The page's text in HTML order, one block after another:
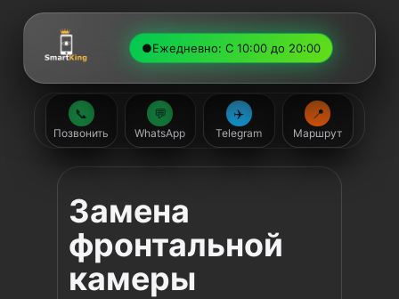
●Ежедневно: С 10:00 до 20:00
📞
Позвонить
💬
WhatsApp
✈️
Telegram
📍
Маршрут
Замена
фронтальной
камеры